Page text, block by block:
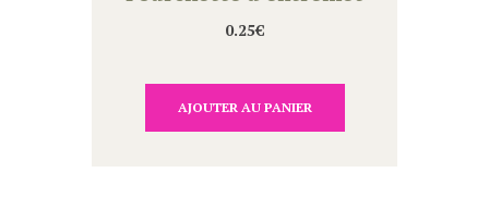
0.25€
AJOUTER AU PANIER